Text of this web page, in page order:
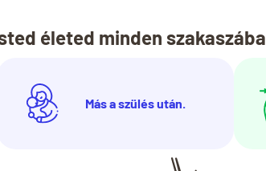
életed minden
Más a szülés után.